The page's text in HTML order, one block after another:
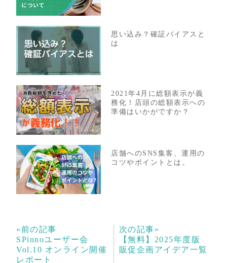
思い込み？確証バイアスと
は
2021年4月に総額表示が義
務化！店頭の総額表示への
準備はいかがですか？
店舗へのSNS集客、運用の
コツやポイントとは。
«前の記事
SPinnoユーザー会
Vol.10 オンライン開催
レポート
次の記事»
【無料】2025年度版
販促企画アイデア一覧